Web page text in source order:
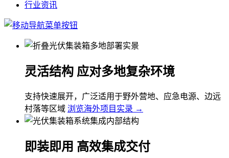
行业资讯
灵活结构 应对多地复杂环境
支持快速展开，广泛适用于野外营地、应急电源、边远
村落等区域 浏览海外项目实录 →
即装即用 高效集成交付